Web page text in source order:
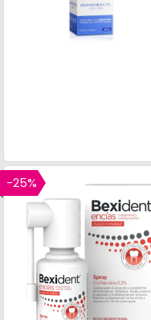
-25%